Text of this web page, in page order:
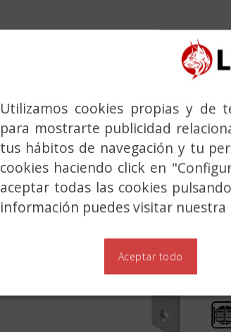
Utilizamos cookies propias y de
para mostrarte publicidad
tus hábitos de navegación y tu
cookies haciendo click en
aceptar todas las cookies
información puedes visitar nuestra
Aceptar todo